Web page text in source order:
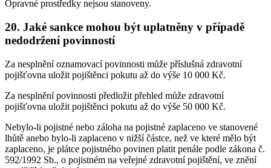
Opravné prostředky nejsou stanoveny.
20. Jaké sankce mohou být uplatněny v případě
nedodržení povinností
Za nesplnění oznamovací povinnosti může příslušná zdravotní
pojišťovna uložit pojištěnci pokutu až do výše 10 000 Kč.
Za nesplnění povinnosti předložit přehled může zdravotní
pojišťovna uložit pojištěnci pokutu až do výše 50 000 Kč.
Nebylo-li pojistné nebo záloha na pojistné zaplaceno ve stanovené
lhůtě anebo bylo-li zaplaceno v nižší částce, než ve které mělo být
zaplaceno, je plátce pojistného povinen platit penále podle zákona č.
592/1992 Sb., o pojistném na veřejné zdravotní pojištění, ve znění